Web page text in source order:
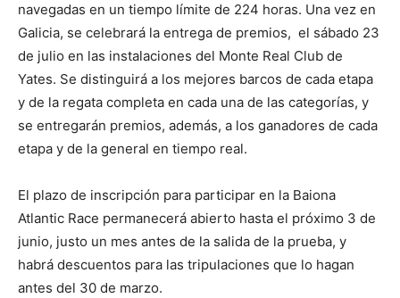
navegadas en un tiempo límite de 224 horas. Una vez en
Galicia, se celebrará la entrega de premios, el sábado 23
de julio en las instalaciones del Monte Real Club de
Yates. Se distinguirá a los mejores barcos de cada etapa
y de la regata completa en cada una de las categorías, y
se entregarán premios, además, a los ganadores de cada
etapa y de la general en tiempo real.
El plazo de inscripción para participar en la Baiona
Atlantic Race permanecerá abierto hasta el próximo 3 de
junio, justo un mes antes de la salida de la prueba, y
habrá descuentos para las tripulaciones que lo hagan
antes del 30 de marzo.